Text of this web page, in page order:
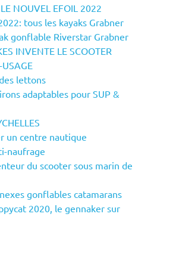
NOUVEL EFOIL 2022
tous les kayaks Grabner
gonflable Riverstar Grabner
INVENTE LE SCOOTER
lettons
adaptables pour SUP &
un centre nautique
naufrage
du scooter sous marin de
gonflables catamarans
2020, le gennaker sur